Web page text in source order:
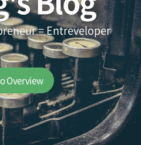
= Entreveloper
Overview